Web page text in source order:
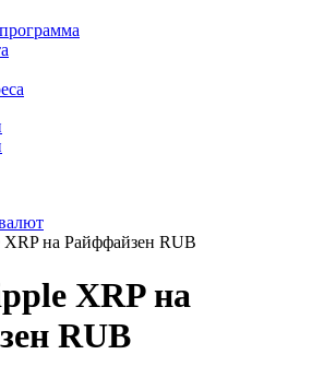
на Райффайзен RUB
XRP на
RUB